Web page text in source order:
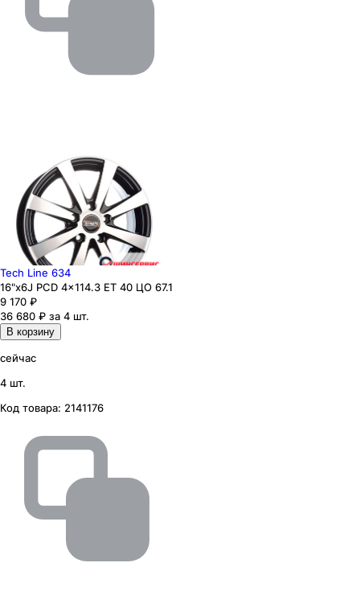
Tech Line 634
16"x6J PCD 4x114.3 ЕТ 40 ЦО 67.1
9 170 ₽
36 680 ₽ за 4 шт.
В корзину
сейчас
4 шт.
Код товара: 2141176